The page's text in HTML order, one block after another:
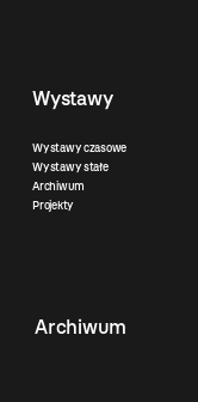
Wystawy
Wystawy czasowe
Wystawy stałe
Archiwum
Projekty
Archiwum